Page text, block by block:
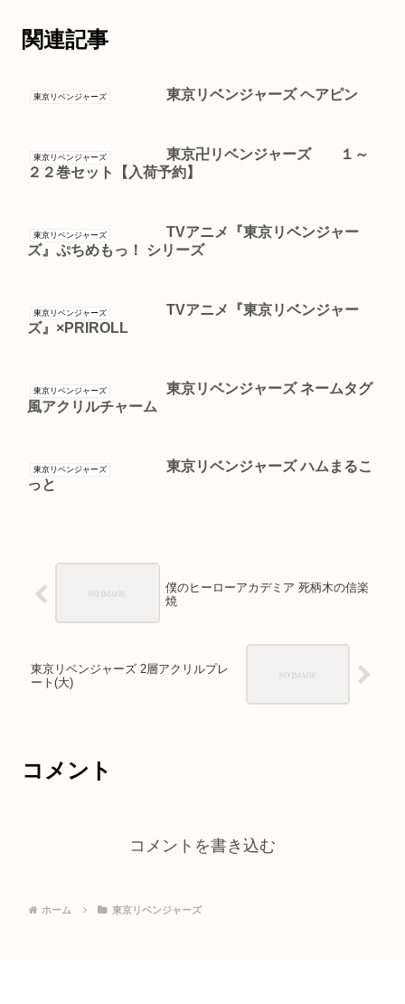
関連記事
東京リベンジャーズ 東京リベンジャーズ ヘアピン
東京リベンジャーズ
東京卍リベンジャーズ １～
２２巻セット【入荷予約】
東京リベンジャーズ
TVアニメ『東京リベンジャー
ズ』ぷちめもっ！ シリーズ
東京リベンジャーズ
TVアニメ『東京リベンジャー
ズ』×PRIROLL
東京リベンジャーズ
東京リベンジャーズ ネームタグ
風アクリルチャーム
東京リベンジャーズ
東京リベンジャーズ ハムまるこ
っと
僕のヒーローアカデミア 死柄木の信楽
焼
東京リベンジャーズ 2層アクリルプレ
ート(大)
コメント
コメントを書き込む
ホーム 東京リベンジャーズ